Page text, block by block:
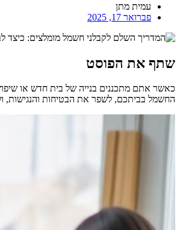
עמית מתן
פברואר 17, 2025
שתף את הפוסט
כאשר אתם מתכננים בנייה של בית חדש או
החשמל בביתכם, לשפר את הבטיחות והנגישות,